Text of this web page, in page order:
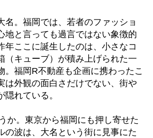
名。福岡では、若者のファッショ
地と言っても過言ではない象徴的
年ここに誕生したのは、小さなコ
（キューブ）が積み上げられた一
。福岡R不動産も企画に携わったこ
は外観の面白さだけでない、街や
隠れている。
か。東京から福岡にも押し寄せた
の波は、大名という街に見事にた